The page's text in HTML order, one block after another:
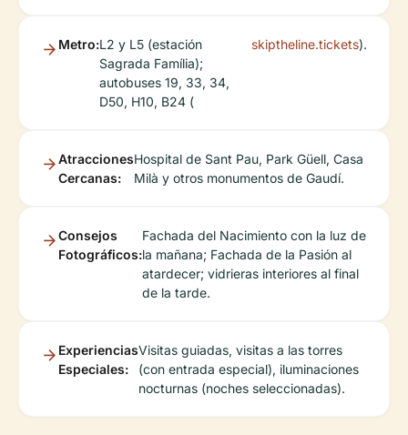
Metro:L2 y L5 (estación
Sagrada Família);
autobuses 19, 33, 34,
D50, H10, B24 (
skiptheline.tickets).
Atracciones
Cercanas:
Hospital de Sant Pau, Park Güell, Casa
Milà y otros monumentos de Gaudí.
Consejos
Fotográficos:
Fachada del Nacimiento con la luz de
la mañana; Fachada de la Pasión al
atardecer; vidrieras interiores al final
de la tarde.
Experiencias
Especiales:
Visitas guiadas, visitas a las torres
(con entrada especial), iluminaciones
nocturnas (noches seleccionadas).